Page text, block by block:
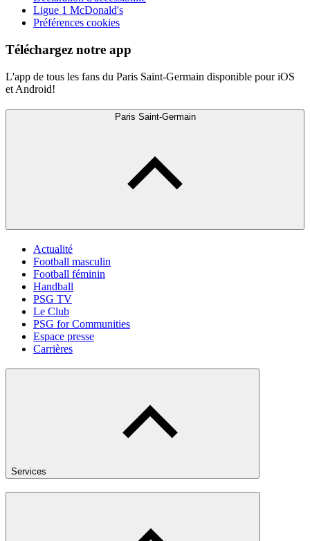
Ligue 1 McDonald's
Préférences cookies
Téléchargez notre app
L'app de tous les fans du Paris Saint-Germain disponible pour iOS
et Android!
Paris Saint-Germain
Actualité
Football masculin
Football féminin
Handball
PSG TV
Le Club
PSG for Communities
Espace presse
Carrières
Services